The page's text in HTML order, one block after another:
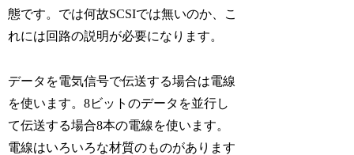
態です。では何故SCSIでは無いのか、こ
れには回路の説明が必要になります。
データを電気信号で伝送する場合は電線
を使います。8ビットのデータを並行し
て伝送する場合8本の電線を使います。
電線はいろいろな材質のものがあります